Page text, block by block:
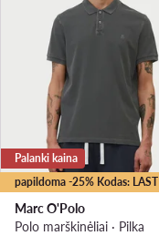
papildoma -25% Kodas: LAST
Palanki kaina
Marc O'Polo
Polo marškinėliai · Pilka